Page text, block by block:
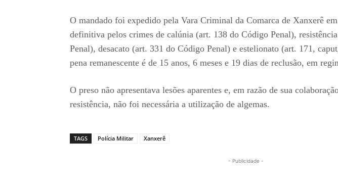
O mandado foi expedido pela Vara Criminal da Comarca de Xanxerê
definitiva pelos crimes de calúnia (art. 138 do Código Penal),
Penal), desacato (art. 331 do Código Penal) e estelionato (art. 171,
pena remanescente é de 15 anos, 6 meses e 19 dias de reclusão, em
O preso não apresentava lesões aparentes e, em razão de sua
resistência, não foi necessária a utilização de algemas.
TAGS Polícia Militar Xanxerê
- Publicidade -